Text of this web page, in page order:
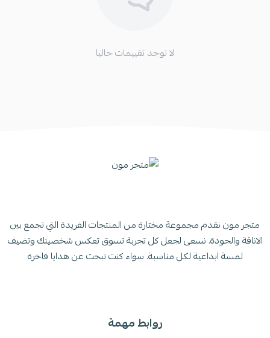
لا توجد تقييمات حاليا
روابط مهمة
متجر مون نقدم مجموعة مختارة من المنتجات الفريدة التي تجمع بين
الاناقة والجودة. نسعى لجعل كل تجربة تسوق تعكس شخصيتك وتضيف
لمسة ابداعية لكل مناسبة. سواء كنت تبحث عن هدايا فاخرة